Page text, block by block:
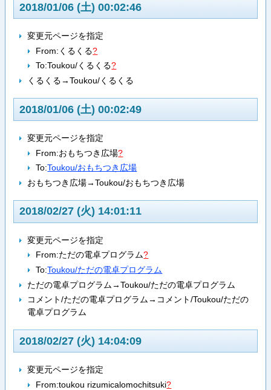
2018/01/06 (土) 00:02:46
変更元ページを指定
From: くるくる?
To:Toukou/くるくる?
くるくる→Toukou/くるくる
2018/01/06 (土) 00:02:49
変更元ページを指定
From:おもちつき広場?
To:Toukou/おもちつき広場
おもちつき広場→Toukou/おもちつき広場
2018/02/27 (火) 14:01:11
変更元ページを指定
From:ただの電卓プログラム?
To:Toukou/ただの電卓プログラム
ただの電卓プログラム→Toukou/ただの電卓プログラム
コメント/ただの電卓プログラム→コメント/Toukou/ただの
電卓プログラム
2018/02/27 (火) 14:04:09
変更元ページを指定
From:toukou rizumicalomochitsuki?